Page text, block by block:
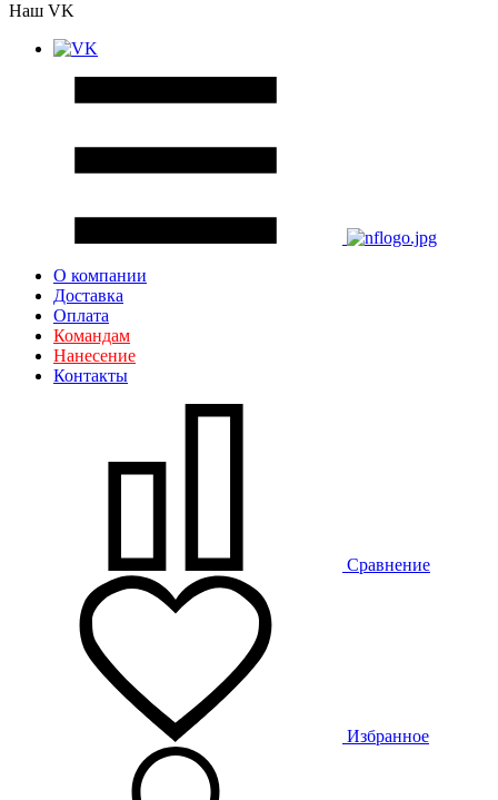
Наш VK
О компании
Доставка
Оплата
Командам
Нанесение
Контакты
Сравнение
Избранное